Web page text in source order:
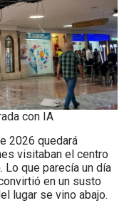
con IA
2026 quedará
visitaban el centro
Lo que parecía un día
en un susto
lugar se vino abajo.